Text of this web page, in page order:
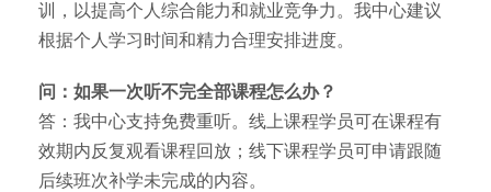
训，以提高个人综合能力和就业竞争力。我中心建议
根据个人学习时间和精力合理安排进度。
问：如果一次听不完全部课程怎么办？
答：我中心支持免费重听。线上课程学员可在课程有
效期内反复观看课程回放；线下课程学员可申请跟随
后续班次补学未完成的内容。